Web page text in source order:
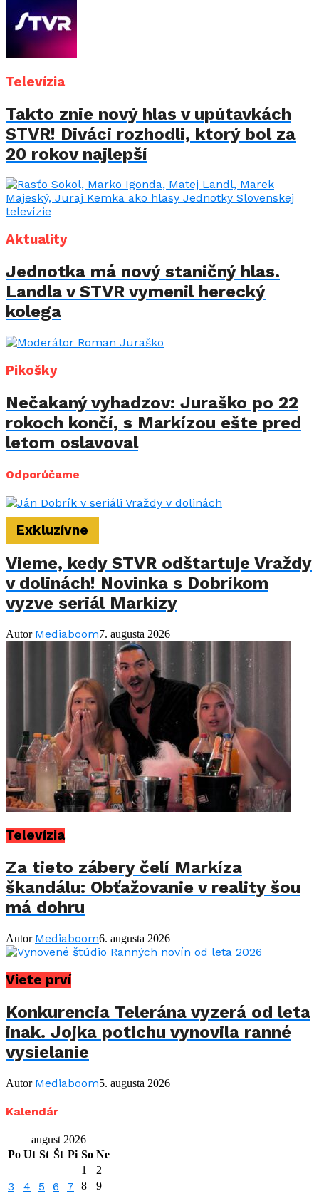
Televízia
Takto znie nový hlas v upútavkách
STVR! Diváci rozhodli, ktorý bol za
20 rokov najlepší
Aktuality
Jednotka má nový staničný hlas.
Landla v STVR vymenil herecký
kolega
Pikošky
Nečakaný vyhadzov: Juraško po 22
rokoch končí, s Markízou ešte pred
letom oslavoval
Odporúčame
Exkluzívne
Vieme, kedy STVR odštartuje Vraždy
v dolinách! Novinka s Dobríkom
vyzve seriál Markízy
Autor Mediaboom7. augusta 2026
Televízia
Za tieto zábery čelí Markíza
škandálu: Obťažovanie v reality šou
má dohru
Autor Mediaboom6. augusta 2026
Viete prví
Konkurencia Telerána vyzerá od leta
inak. Jojka potichu vynovila ranné
vysielanie
Autor Mediaboom5. augusta 2026
Kalendár
august 2026
Po Ut St Št Pi So Ne
1
2
3 4 5 6 7 8 9